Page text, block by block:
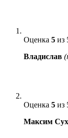
Оценка 5 из
Владислав
Оценка 5 из
Максим